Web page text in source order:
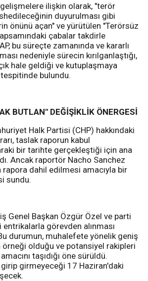
ilişkin olarak, "terör
duyurulması gibi
önünü açan" ve yürütülen "Terörsüz
çabalar takdirle
bu süreçte zamanında ve kararlı
nedeniyle sürecin kırılganlaştığı,
hale geldiği ve kutuplaşmaya
tespitinde bulundu.
BUTLAN" DEĞİŞİKLİK ÖNERGESİ
Halk Partisi (CHP) hakkındaki
taslak raporun kabul
bir tarihte gerçekleştiği için ana
Ancak raportör Nacho Sanchez
rapora dahil edilmesi amacıyla bir
sundu.
Genel Başkan Özgür Özel ve parti
görevden alınması
durumun, muhalefete yönelik geniş
örneği olduğu ve potansiyel rakipleri
taşıdığı öne sürüldü.
girmeyeceği 17 Haziran'daki